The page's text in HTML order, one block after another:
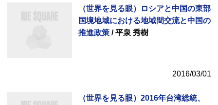
（世界を見る眼）ロシアと中国の東部
国境地域における地域間交流と中国の
推進政策/ 平泉 秀樹
2016/03/01
（世界を見る眼）2016年台湾総統、